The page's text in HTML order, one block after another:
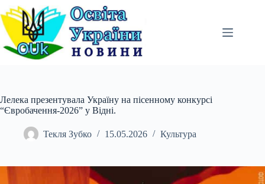
Перейти
до
вмісту
Лелека презентувала Україну на пісенному конкурсі
“Євробачення-2026” у Відні.
Текля Зубко 15.05.2026 Культура